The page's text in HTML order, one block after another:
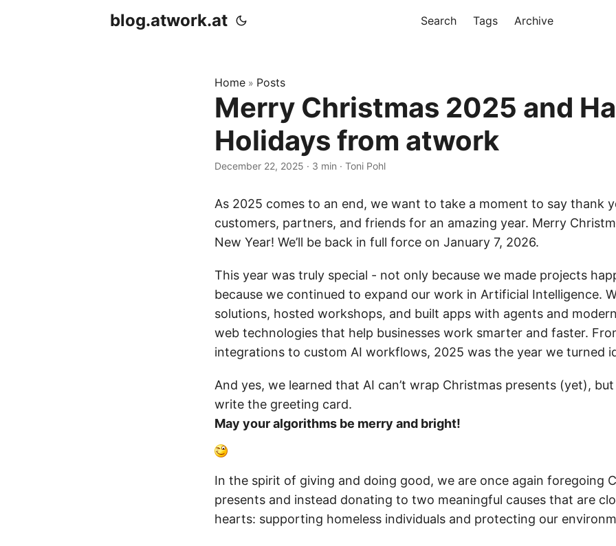
blog.atwork.at Search Tags Archive
Home » Posts
Merry Christmas 2025 and
Holidays from atwork
December 22, 2025 · 3 min · Toni Pohl
As 2025 comes to an end, we want to take a moment to say thank
customers, partners, and friends for an amazing year. Merry
New Year! We’ll be back in full force on January 7, 2026.
This year was truly special - not only because we made projects
because we continued to expand our work in Artificial Intelligence.
solutions, hosted workshops, and built apps with agents and
web technologies that help businesses work smarter and faster.
integrations to custom AI workflows, 2025 was the year we turned
And yes, we learned that AI can’t wrap Christmas presents (yet),
write the greeting card.
May your algorithms be merry and bright!
In the spirit of giving and doing good, we are once again foregoing
presents and instead donating to two meaningful causes that are
hearts: supporting homeless individuals and protecting our